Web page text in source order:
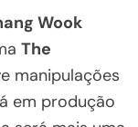
Wook
The
manipulações
em produção